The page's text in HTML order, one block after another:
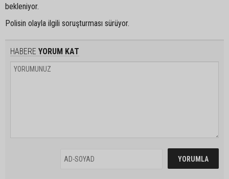
bekleniyor.
Polisin olayla ilgili soruşturması sürüyor.
HABERE YORUM KAT